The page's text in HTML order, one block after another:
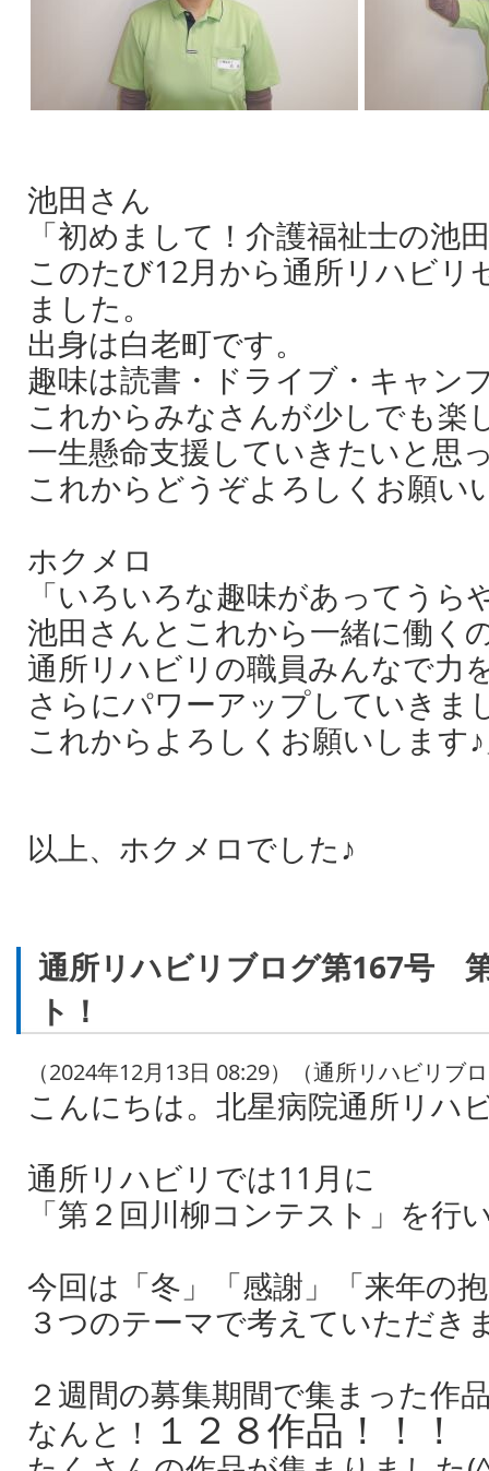
池田さん
「初めまして！介護福祉士の池
このたび12月から通所リハビリ
ました。
出身は白老町です。
趣味は読書・ドライブ・キャン
これからみなさんが少しでも楽
一生懸命支援していきたいと思
これからどうぞよろしくお願い
ホクメロ
「いろいろな趣味があってう
池田さんとこれから一緒に働く
通所リハビリの職員みんなで力
さらにパワーアップしていきま
これからよろしくお願いします
以上、ホクメロでした♪
通所リハビリブログ第167号
ト！
（2024年12月13日 08:29）（通所リハビリブ
こんにちは。北星病院通所リハ
通所リハビリでは11月に
「第２回川柳コンテスト」を行
今回は「冬」「感謝」「来年の
３つのテーマで考えていただき
２週間の募集期間で集まった作
なんと！ １２８作品！！！